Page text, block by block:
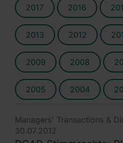
2017 2016
2013 2012
2009 2008
2005 2004
Managers' Transactions &
30.07.2012